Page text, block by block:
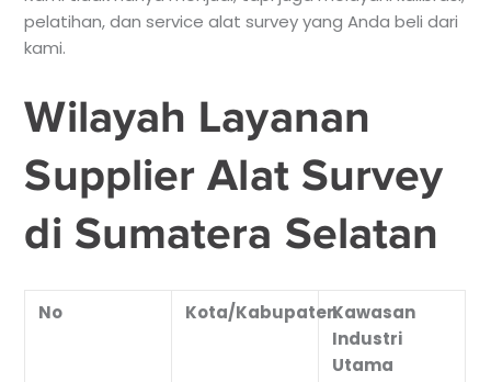
pelatihan, dan service alat survey yang Anda beli dari
kami.
Wilayah Layanan
Supplier Alat Survey
di Sumatera Selatan
No Kota/KabupatenKawasan
Industri
Utama